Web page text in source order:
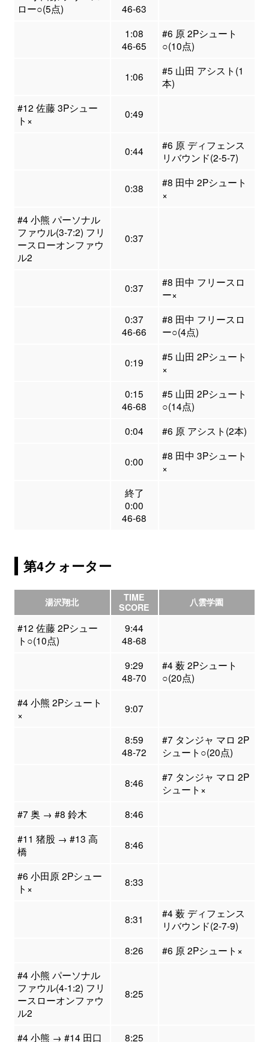
ロー○(5点)
46-63
1:08
46-65
#6 原 2Pシュート
○(10点)
1:06
#5 山田 アシスト(1
本)
#12 佐藤 3Pシュー
ト×
0:49
0:44
#6 原 ディフェンス
リバウンド(2-5-7)
0:38
#8 田中 2Pシュート
×
#4 小熊 パーソナル
ファウル(3-7:2) フリ
ースローオンファウ
ル2
0:37
0:37
#8 田中 フリースロ
ー×
0:37
46-66
#8 田中 フリースロ
ー○(4点)
0:19
#5 山田 2Pシュート
×
0:15
46-68
#5 山田 2Pシュート
○(14点)
0:04
#6 原 アシスト(2本)
0:00
#8 田中 3Pシュート
×
終了
0:00
46-68
第4クォーター
湯沢翔北
TIME
SCORE
八雲学園
#12 佐藤 2Pシュー
ト○(10点)
9:44
48-68
9:29
48-70
#4 薮 2Pシュート
○(20点)
#4 小熊 2Pシュート
×
9:07
8:59
48-72
#7 タンジャ マロ 2P
シュート○(20点)
8:46
#7 タンジャ マロ 2P
シュート×
#7 奥 → #8 鈴木
8:46
#11 猪股 → #13 高
橋
8:46
#6 小田原 2Pシュー
ト×
8:33
8:31
#4 薮 ディフェンス
リバウンド(2-7-9)
8:26
#6 原 2Pシュート×
#4 小熊 パーソナル
ファウル(4-1:2) フリ
ースローオンファウ
ル2
8:25
#4 小熊 → #14 田口
8:25